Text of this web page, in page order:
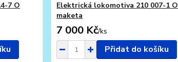
7 O
Elektrická lokomotiva 210 007-1 O
maketa
7 000 Kč/ks
Přidat do košíku